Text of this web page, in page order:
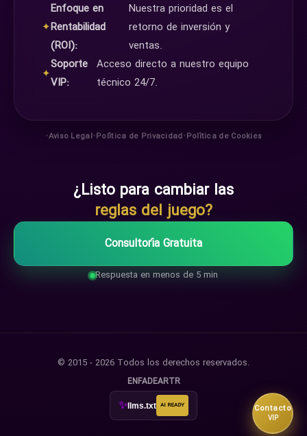
Contacto
VIP
✦
Enfoque en
Rentabilidad
(ROI):
Nuestra prioridad es el
retorno de inversión y
ventas.
✦
Soporte
VIP:
Acceso directo a nuestro equipo
técnico 24/7.
•Aviso Legal•Política de Privacidad•Política de Cookies
¿Listo para cambiar las
reglas del juego?
Consultoría Gratuita
Respuesta en menos de 5 min
© 2015 - 2026 Todos los derechos reservados.
ENFADEARTR
✨llms.txt AI READY